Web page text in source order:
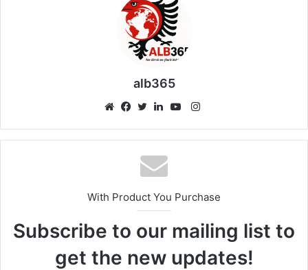
alb365
Instagram
With Product You Purchase
Subscribe to our mailing list to
get the new updates!